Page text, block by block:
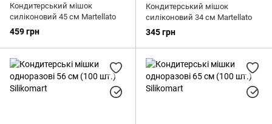
Кондитерський мішок
силіконовий 45 см Martellato
459 грн
Кондитерський мішок
силіконовий 34 см Martellato
345 грн